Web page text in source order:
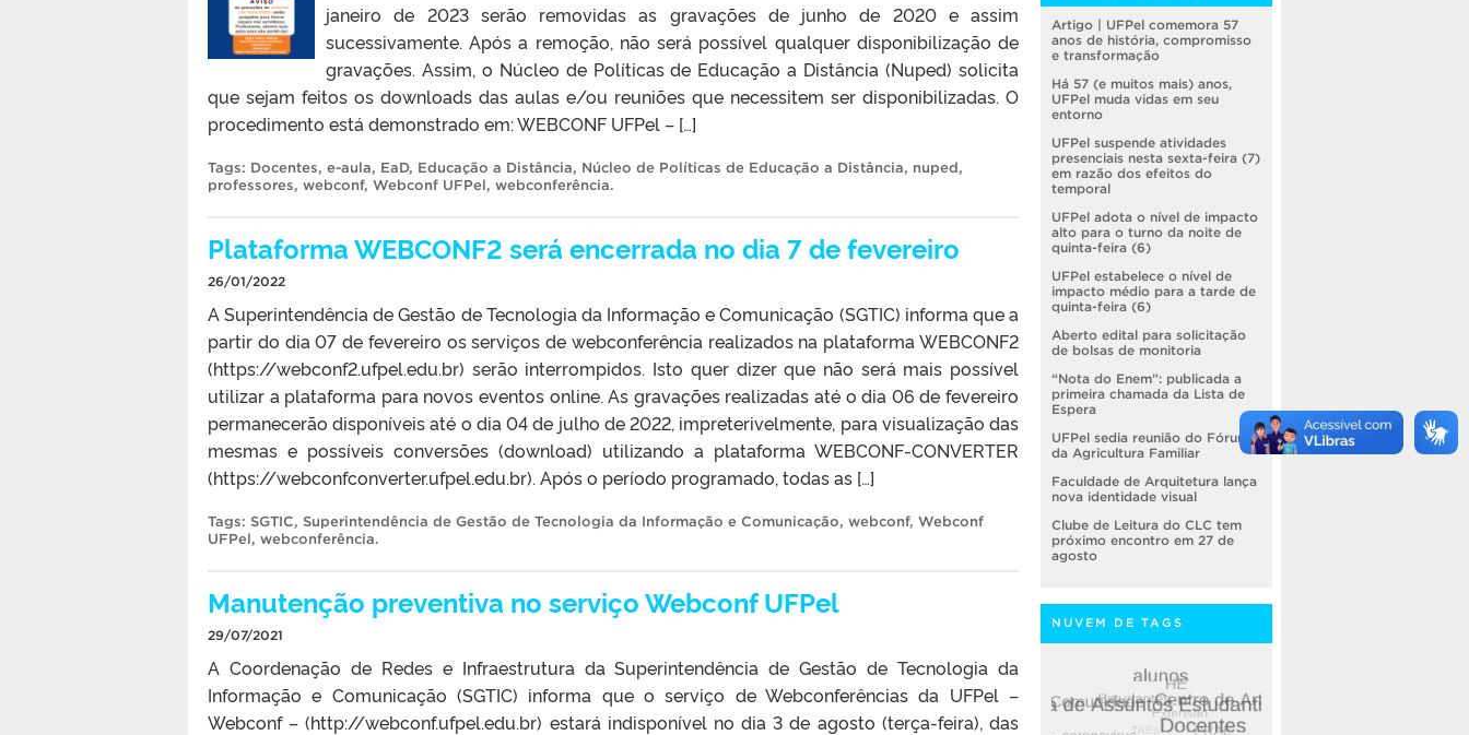
janeiro de 2023 serão removidas as gravações de junho de 2020 e assim
sucessivamente. Após a remoção, não será possível qualquer disponibilização de
gravações. Assim, o Núcleo de Políticas de Educação a Distância (Nuped) solicita
que sejam feitos os downloads das aulas e/ou reuniões que necessitem ser disponibilizadas. O
procedimento está demonstrado em: WEBCONF UFPel – […]
Tags: Docentes, e-aula, EaD, Educação a Distância, Núcleo de Políticas de Educação a Distância, nuped,
professores, webconf, Webconf UFPel, webconferência.
Plataforma WEBCONF2 será encerrada no dia 7 de fevereiro
26/01/2022
A Superintendência de Gestão de Tecnologia da Informação e Comunicação (SGTIC) informa que a
partir do dia 07 de fevereiro os serviços de webconferência realizados na plataforma WEBCONF2
(https://webconf2.ufpel.edu.br) serão interrompidos. Isto quer dizer que não será mais possível
utilizar a plataforma para novos eventos online. As gravações realizadas até o dia 06 de fevereiro
permanecerão disponíveis até o dia 04 de julho de 2022, impreterivelmente, para visualização das
mesmas e possíveis conversões (download) utilizando a plataforma WEBCONF-CONVERTER
(https://webconfconverter.ufpel.edu.br). Após o período programado, todas as […]
Tags: SGTIC, Superintendência de Gestão de Tecnologia da Informação e Comunicação, webconf, Webconf
UFPel, webconferência.
Manutenção preventiva no serviço Webconf UFPel
29/07/2021
A Coordenação de Redes e Infraestrutura da Superintendência de Gestão de Tecnologia da
Informação e Comunicação (SGTIC) informa que o serviço de Webconferências da UFPel –
Webconf – (http://webconf.ufpel.edu.br) estará indisponível no dia 3 de agosto (terça-feira), das
Artigo | UFPel comemora 57
anos de história, compromisso
e transformação
Há 57 (e muitos mais) anos,
UFPel muda vidas em seu
entorno
UFPel suspende atividades
presenciais nesta sexta-feira (7)
em razão dos efeitos do
temporal
UFPel adota o nível de impacto
alto para o turno da noite de
quinta-feira (6)
UFPel estabelece o nível de
impacto médio para a tarde de
quinta-feira (6)
Aberto edital para solicitação
de bolsas de monitoria
“Nota do Enem”: publicada a
primeira chamada da Lista de
Espera
UFPel sedia reunião do Fórum
da Agricultura Familiar
Faculdade de Arquitetura lança
nova identidade visual
Clube de Leitura do CLC tem
próximo encontro em 27 de
agosto
NUVEM DE TAGS